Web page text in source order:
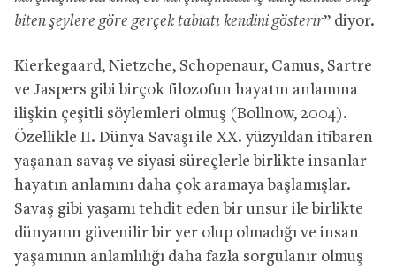
biten şeylere göre gerçek tabiatı kendini gösterir” diyor.
Kierkegaard, Nietzche, Schopenaur, Camus, Sartre
ve Jaspers gibi birçok filozofun hayatın anlamına
ilişkin çeşitli söylemleri olmuş (Bollnow, 2004).
Özellikle II. Dünya Savaşı ile XX. yüzyıldan itibaren
yaşanan savaş ve siyasi süreçlerle birlikte insanlar
hayatın anlamını daha çok aramaya başlamışlar.
Savaş gibi yaşamı tehdit eden bir unsur ile birlikte
dünyanın güvenilir bir yer olup olmadığı ve insan
yaşamının anlamlılığı daha fazla sorgulanır olmuş